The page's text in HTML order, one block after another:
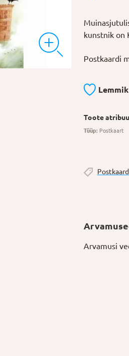
kunstnik on
Postkaardi
Lemmik
Toote
Tüüp:Postkaart
Arvamusi